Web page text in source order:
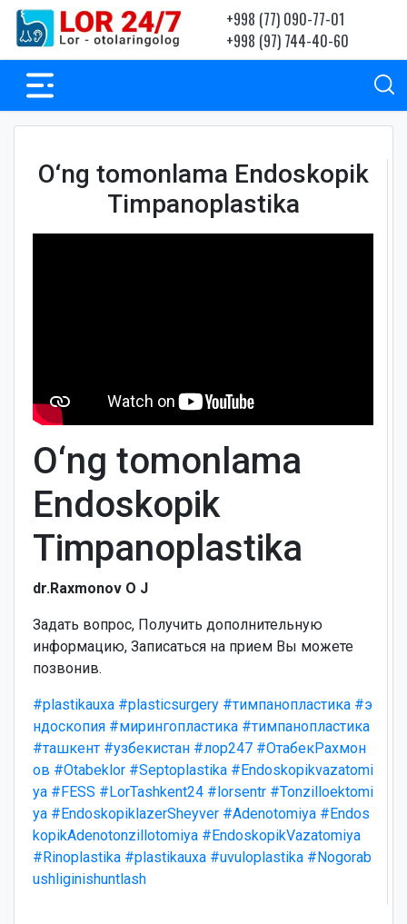
+998 (77) 090-77-01
+998 (97) 744-40-60
O‘ng tomonlama Endoskopik
Timpanoplastika
O‘ng tomonlama
Endoskopik
Timpanoplastika
dr.Raxmonov O J
Задать вопрос, Получить дополнительную
информацию, Записаться на прием Вы можете
позвонив.
#plastikauxa #plasticsurgery #тимпанопластика #э
ндоскопия #мирингопластика #тимпанопластика
#ташкент #узбекистан #лор247 #ОтабекРахмон
ов #Otabeklor #Septoplastika #Endoskopikvazatomi
ya #FESS #LorTashkent24 #lorsentr #Tonzilloektomi
ya #EndoskopiklazerSheyver #Adenotomiya #Endos
kopikAdenotonzillotomiya #EndoskopikVazatomiya
#Rinoplastika #plastikauxa #uvuloplastika #Nogorab
ushliginishuntlash